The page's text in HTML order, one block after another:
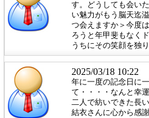
す。どうしても会い
い魅力がもう脳天迄
つ会えますか＞今度
ろうと年甲斐もなく
うちにその笑顔を独
2025/03/18 10:22
年に一度の記念日に
て・・・・なんと幸
二人で紡いできた長
結衣さんに心から感